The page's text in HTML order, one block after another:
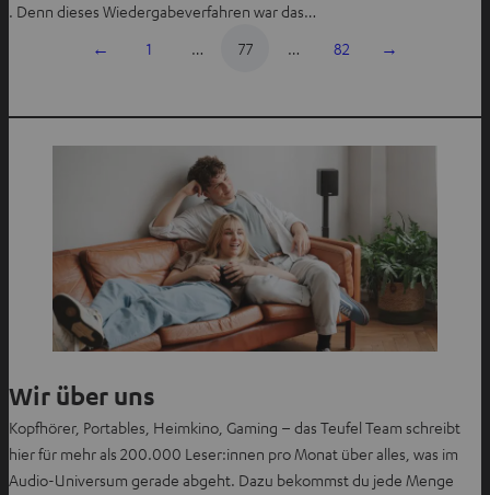
. Denn dieses Wiedergabeverfahren war das…
←
1 … 77 … 82 →
Wir über uns
Kopfhörer, Portables, Heimkino, Gaming – das Teufel Team schreibt
hier für mehr als 200.000 Leser:innen pro Monat über alles, was im
Audio-Universum gerade abgeht. Dazu bekommst du jede Menge